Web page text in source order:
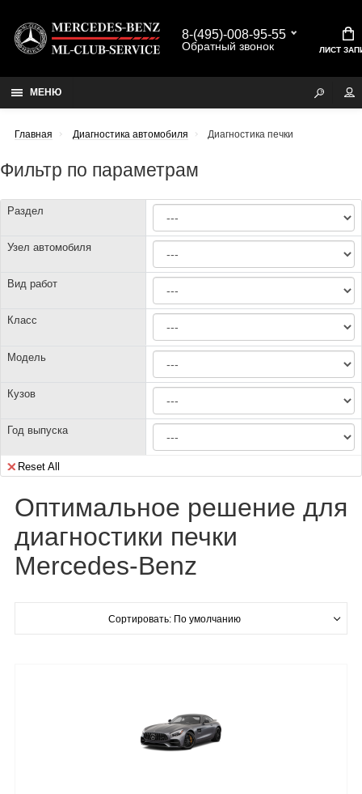
8-(495)-008-95-55
Обратный звонок ЛИСТ
МЕНЮ
Главная Диагностика автомобиля Диагностика печки
Фильтр по параметрам
Раздел
Узел автомобиля
Вид работ
Класс
Модель
Кузов
Год выпуска
Reset All
Оптимальное решение для
диагностики печки
Mercedes-Benz
Сортировать: По умолчанию